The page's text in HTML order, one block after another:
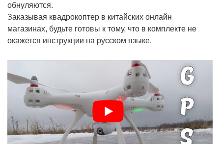
обнуляются.
Заказывая квадрокоптер в китайских онлайн
магазинах, будьте готовы к тому, что в комплекте не
окажется инструкции на русском языке.